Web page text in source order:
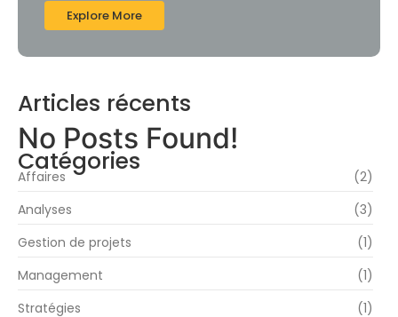
Explore More
Articles récents
No Posts Found!
Catégories
Affaires
(2)
Analyses
(3)
Gestion de projets
(1)
Management
(1)
Stratégies
(1)